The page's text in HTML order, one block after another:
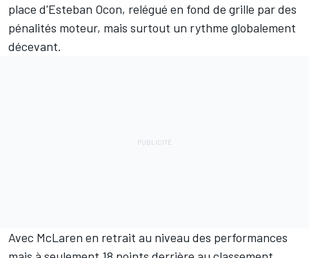
place d'Esteban Ocon, relégué en fond de grille par des
pénalités moteur, mais surtout un rythme globalement
décevant.
Avec McLaren en retrait au niveau des performances